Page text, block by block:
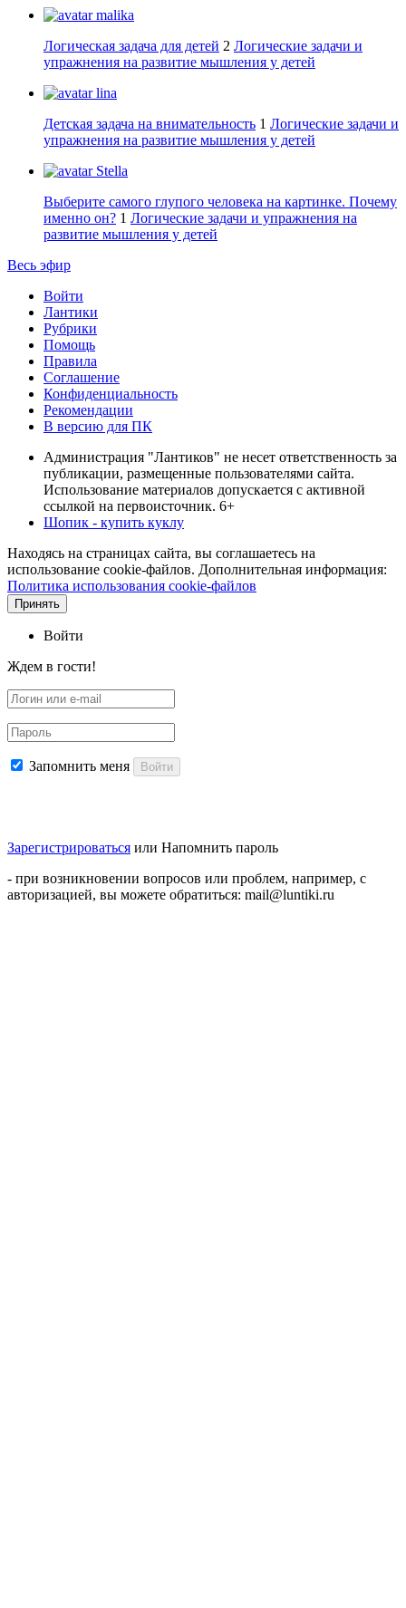
malika
Логическая задача для детей 2 Логические задачи и
упражнения на развитие мышления у детей
lina
Детская задача на внимательность 1 Логические задачи и
упражнения на развитие мышления у детей
Stella
Выберите самого глупого человека на картинке. Почему
именно он? 1 Логические задачи и упражнения на
развитие мышления у детей
Весь эфир
Войти
Лантики
Рубрики
Помощь
Правила
Соглашение
Конфиденциальность
Рекомендации
В версию для ПК
Администрация "Лантиков" не несет ответственность за
публикации, размещенные пользователями сайта.
Использование материалов допускается с активной
ссылкой на первоисточник. 6+
Шопик - купить куклу
Находясь на страницах сайта, вы соглашаетесь на
использование cookie-файлов. Дополнительная информация:
Политика использования cookie-файлов
Принять
Войти
Ждем в гости!
Запомнить меня Войти
Зарегистрироваться или Напомнить пароль
- при возникновении вопросов или проблем, например, с
авторизацией, вы можете обратиться: mail@luntiki.ru